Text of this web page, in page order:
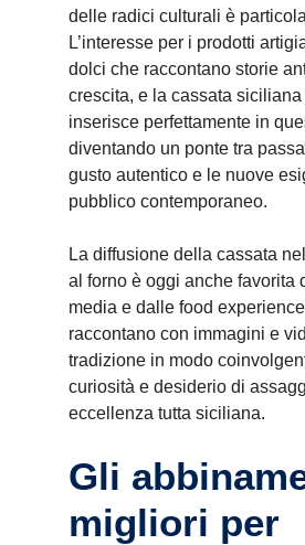
delle radici culturali è
L’interesse per i prodotti
dolci che raccontano storie
crescita, e la cassata siciliana
inserisce perfettamente in
diventando un ponte tra
gusto autentico e le nuove
pubblico contemporaneo.
La diffusione della cassata
al forno è oggi anche favorita
media e dalle food
raccontano con immagini e
tradizione in modo
curiosità e desiderio di
eccellenza tutta siciliana.
Gli
migliori per